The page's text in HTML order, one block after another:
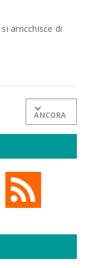
si arricchisce di
ANCORA